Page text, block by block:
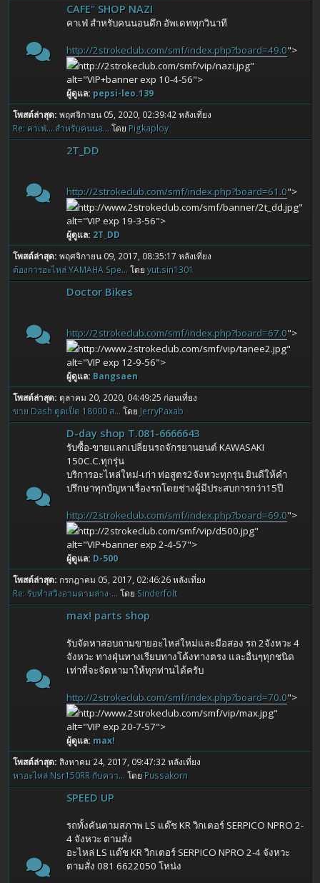
CAFE" SHOP NAZI
คาเฟ่ สำหรับคนนอนดึก อัพเดททุกวินาที
http://2strokeclub.com/smf/index.php?board=49.0">
http://2strokeclub.com/smf/vip/nazi.jpg"
alt="VIP+banner exp 10-4-56">
ผู้ดูแล: pepsi-leo.139
โพสต์ล่าสุด: พฤศจิกายน 05, 2020, 02:39:42 หลังเที่ยง
Re: คาเฟ่....สำหรับคนนอ... โดย Pigkaploy
2T_DD
http://2strokeclub.com/smf/index.php?board=61.0">
http://www.2strokeclub.com/smf/banner/2t_dd.jpg"
alt="VIP exp 19-3-56">
ผู้ดูแล: 2T_DD
โพสต์ล่าสุด: พฤศจิกายน 09, 2017, 08:35:17 หลังเที่ยง
ต้องการอะไหล่ YAMAHA Spe... โดย yut.sin1301
Doctor Bikes
http://2strokeclub.com/smf/index.php?board=67.0">
http://www.2strokeclub.com/smf/vip/tanee2.jpg"
alt="VIP exp 12-9-56">
ผู้ดูแล: Bangsaen
โพสต์ล่าสุด: ตุลาคม 20, 2020, 04:49:25 ก่อนเที่ยง
ขาย Dash ตูดเป็ด 18000 ส... โดย JerryPaxab
D-day shop T.081-6666643
รับซื้อ-ขายแลกเปลี่ยนรถจักรยานยนต์ KAWASAKI
150C.C.ทุกรุ่น
บริการอะไหล่ใหม่-เก่า ท่อสูตร2จังหวะทุกรุ่น ยินดีให้คำ
ปรึกษาทุกปํญหาเรื่องรถโดยช่างผู้มีประสบการกว่า15ปี
http://2strokeclub.com/smf/index.php?board=69.0">
http://2strokeclub.com/smf/vip/d500.jpg"
alt="VIP+banner exp 2-4-57">
ผู้ดูแล: D-500
โพสต์ล่าสุด: กรกฎาคม 05, 2017, 02:46:26 หลังเที่ยง
Re: รับทำสวิงอามดามล่าง-... โดย Sinderfolt
max! parts shop
รับจัดหาสอบถามขายอะไหล่ใหม่และมือสอง รถ 2จังหวะ 4
จังหวะ ทางฝุ่นทางเรียบทางโค้งทางตรง และอื่นๆทุกชนิด
เท่าที่จะจัดหามาให้ทุกท่านได้ครับ
http://2strokeclub.com/smf/index.php?board=70.0">
http://www.2strokeclub.com/smf/vip/max.jpg"
alt="VIP exp 20-7-57">
ผู้ดูแล: max!
โพสต์ล่าสุด: สิงหาคม 24, 2017, 09:47:32 หลังเที่ยง
หาอะไหล่ Nsr150RR กับควา... โดย Pussakorn
SPEED UP
รถทั้งคันตามสภาพ LS แด๊ช KR วิกเตอร์ SERPICO NPRO 2-
4 จังหวะ ตามสั่ง
อะไหล่ LS แด๊ช KR วิกเตอร์ SERPICO NPRO 2-4 จังหวะ
ตามสั่ง 081 6622050 โหน่ง